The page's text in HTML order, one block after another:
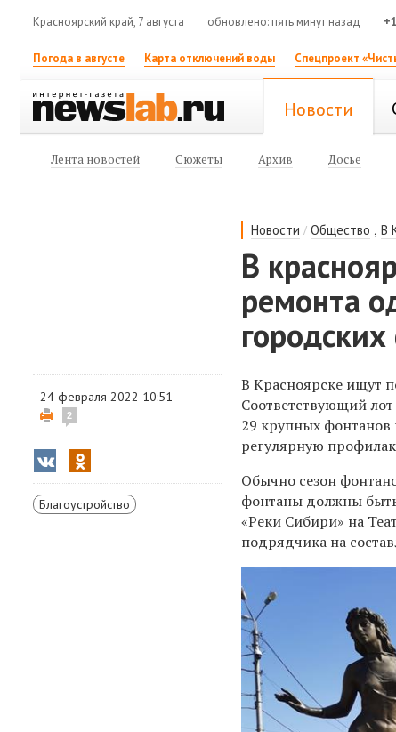
Красноярский край, 7 августа обновлено: пять минут назад
Погода в августе Карта отключений воды Спецпроект
Новости
Лента новостей Сюжеты Архив Досье
Новости /Общество ,В
В
ремонта
24 февраля 2022 10:51
2
Благоустройство
​В Красноярске ищут
Соответствующий
29 крупных
регулярную
Обычно сезон
фонтаны должны
«Реки Сибири» на
подрядчика на